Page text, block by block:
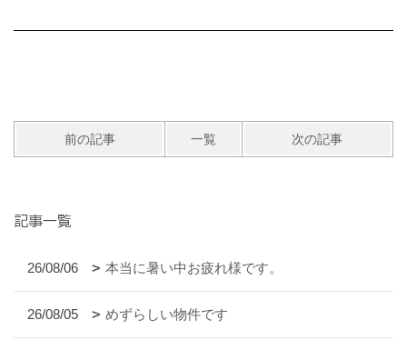
前の記事 一覧 次の記事
記事一覧
26/08/06 本当に暑い中お疲れ様です。
26/08/05 めずらしい物件です